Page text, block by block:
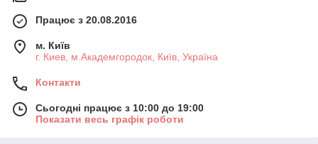
Працює з 20.08.2016
м. Київ
г. Киев, м.Академгородок, Київ, Україна
Контакти
Сьогодні працює з 10:00 до 19:00
Показати весь графік роботи